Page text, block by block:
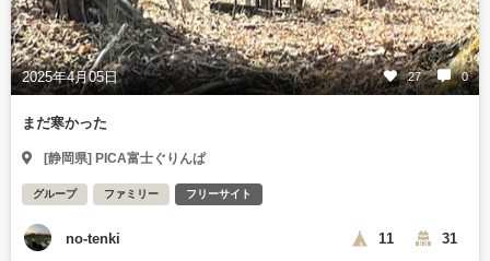
2025年4月05日 27 0
まだ寒かった
[静岡県] PICA富士ぐりんぱ
グループ ファミリー フリーサイト
no-tenki 11 31